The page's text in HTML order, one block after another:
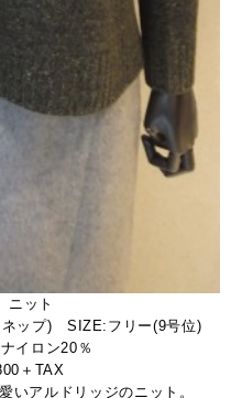
ット
ップ) SIZE:フリー(9号位)
イロン20％
＋TAX
いアルドリッジのニット。